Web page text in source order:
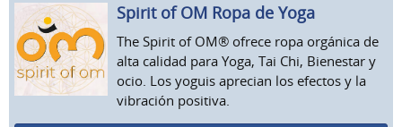
Spirit of OM Ropa de Yoga
The Spirit of OM® ofrece ropa orgánica de
alta calidad para Yoga, Tai Chi, Bienestar y
ocio. Los yoguis aprecian los efectos y la
vibración positiva.